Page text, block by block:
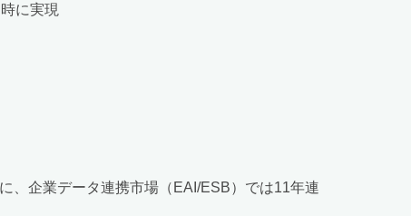
に実現
、企業データ連携市場（EAI/ESB）では11年連